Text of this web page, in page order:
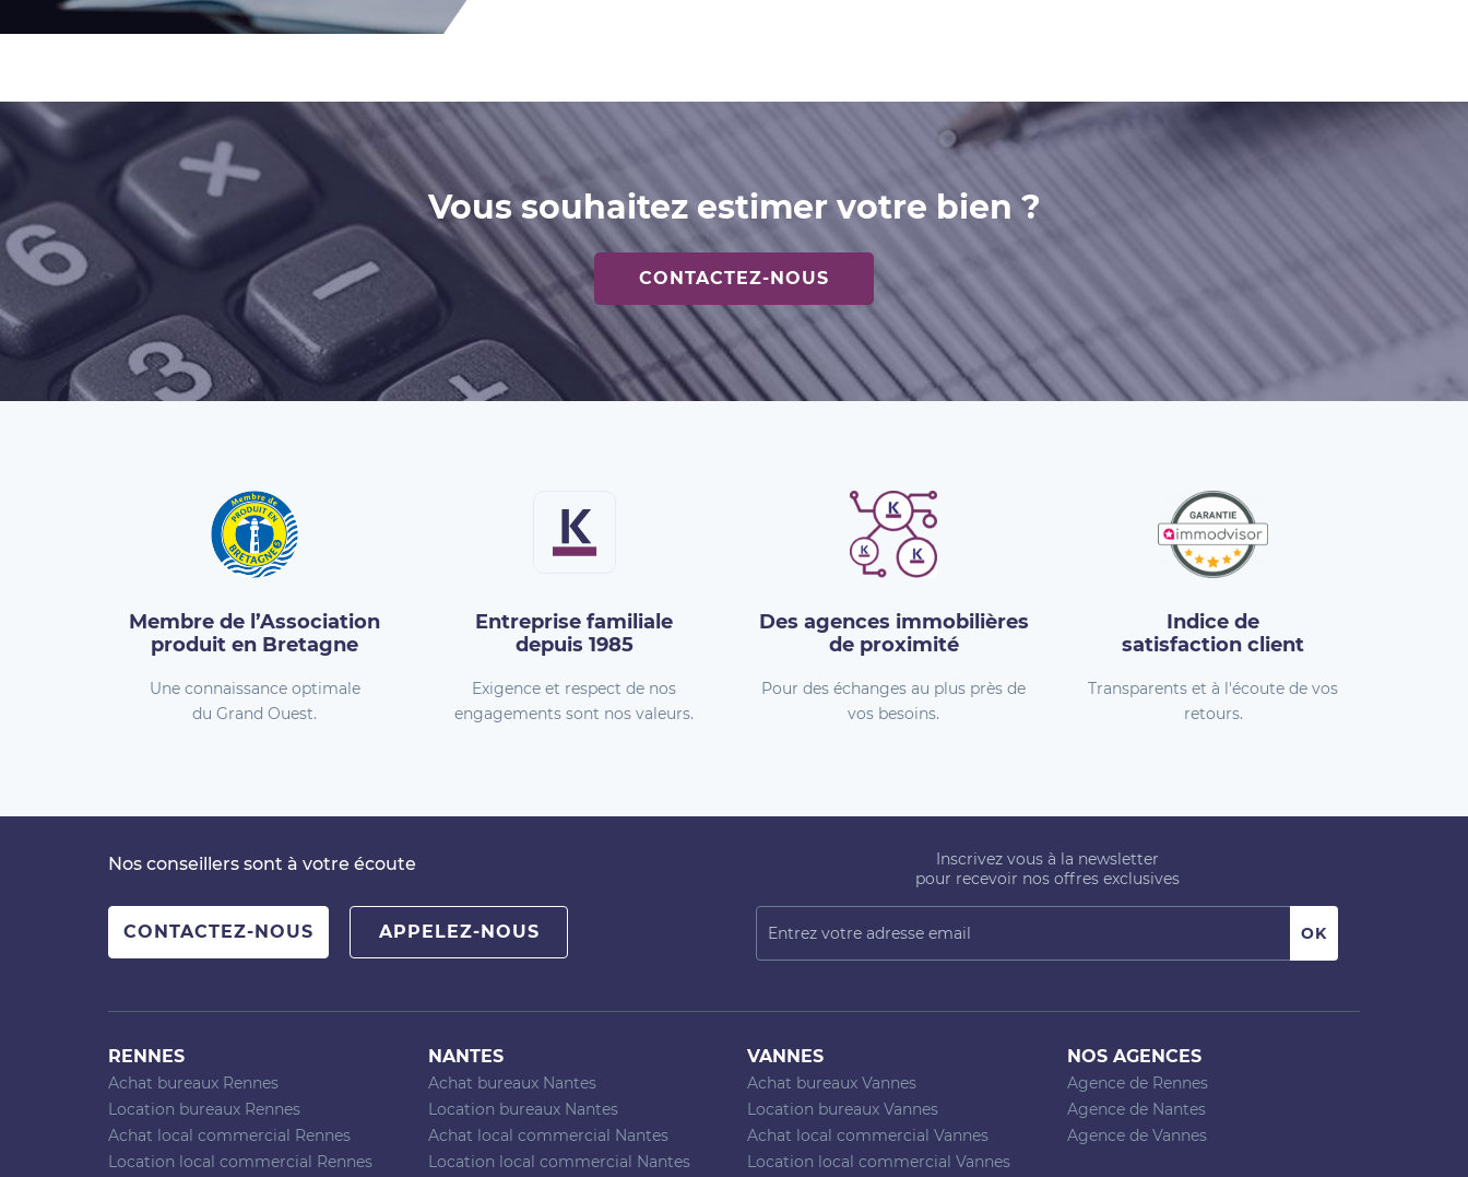
Vous souhaitez estimer votre bien ?
CONTACTEZ-NOUS
Membre de l’Association
produit en Bretagne
Une connaissance optimale
du Grand Ouest.
Entreprise familiale
depuis 1985
Exigence et respect de nos
engagements sont nos valeurs.
Des agences immobilières
de proximité
Pour des échanges au plus près de
vos besoins.
Indice de
satisfaction client
Transparents et à l'écoute de vos
retours.
Nos conseillers sont à votre écoute
CONTACTEZ-NOUS APPELEZ-NOUS
Inscrivez vous à la newsletter
pour recevoir nos offres exclusives
RENNES
Achat bureaux Rennes
Location bureaux Rennes
Achat local commercial Rennes
Location local commercial Rennes
NANTES
Achat bureaux Nantes
Location bureaux Nantes
Achat local commercial Nantes
Location local commercial Nantes
VANNES
Achat bureaux Vannes
Location bureaux Vannes
Achat local commercial Vannes
Location local commercial Vannes
NOS AGENCES
Agence de Rennes
Agence de Nantes
Agence de Vannes